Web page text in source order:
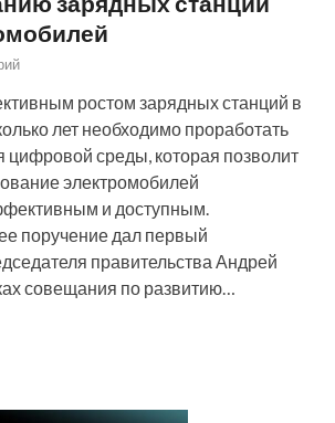
ростом зарядных станций в
лет необходимо проработать
цифровой среды, которая позволит
электромобилей
и доступным.
поручение дал первый
правительства Андрей
совещания по развитию…